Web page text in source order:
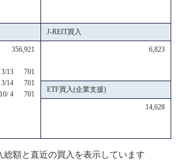
J-REIT買入
356,921
3/13 701
3/14 701
10/ 4 701
6,823
ETF買入(企業支援)
14,628
総額と直近の買入を表示しています